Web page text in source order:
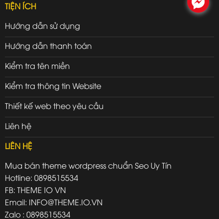
TIỆN ÍCH
Hướng dẫn sử dụng
Hướng dẫn thanh toán
Kiểm tra tên miền
Kiểm tra thông tin Website
Thiết kế web theo yêu cầu
Liên hệ
LIÊN HỆ
Mua bán theme wordpress chuẩn Seo Uy Tín
Hotline: 0898515534
FB: THEME IO VN
Email: INFO@THEME.IO.VN
Zalo : 0898515534